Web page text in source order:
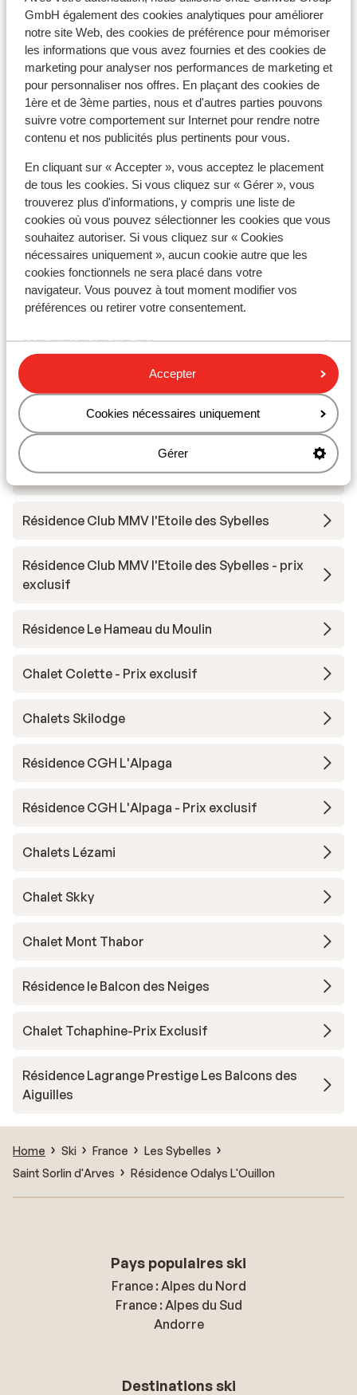
GmbH également des cookies analytiques pour améliorer
notre site Web, des cookies de préférence pour mémoriser
les informations que vous avez fournies et des cookies de
marketing pour analyser nos performances de marketing et
pour personnaliser nos offres. En plaçant des cookies de
1ère et de 3ème parties, nous et d'autres parties pouvons
suivre votre comportement sur Internet pour rendre notre
contenu et nos publicités plus pertinents pour vous.
En cliquant sur « Accepter », vous acceptez le placement
de tous les cookies. Si vous cliquez sur « Gérer », vous
trouverez plus d'informations, y compris une liste de
cookies où vous pouvez sélectionner les cookies que vous
souhaitez autoriser. Si vous cliquez sur « Cookies
nécessaires uniquement », aucun cookie autre que les
cookies fonctionnels ne sera placé dans votre
navigateur. Vous pouvez à tout moment modifier vos
préférences ou retirer votre consentement.
Accepter
Cookies nécessaires uniquement
Gérer
mètres
Distance jusqu'aux remontées mécaniques
environ 150 mètres
Distance aux magasins les plus proches environ 50
mètres
Distance à la supérette la plus proche environ 50
mètres
Distance au restaurant le plus proche environ 50
mètres
Forfait, cours et matériel de ski
Forfait remontées mécaniques
Cours de ski
Matériel de ski
Autres hébergements - Les Sybelles
Chalet la Marmotte
Chalets des Ecrins
Résidence Club MMV l'Etoile des Sybelles
Résidence Club MMV l'Etoile des Sybelles - prix
exclusif
Résidence Le Hameau du Moulin
Chalet Colette - Prix exclusif
Chalets Skilodge
Résidence CGH L'Alpaga
Résidence CGH L'Alpaga - Prix exclusif
Chalets Lézami
Chalet Skky
Chalet Mont Thabor
Résidence le Balcon des Neiges
Chalet Tchaphine-Prix Exclusif
Résidence Lagrange Prestige Les Balcons des
Aiguilles
Home Ski France
Les Sybelles
Saint Sorlin d'Arves
Résidence Odalys L'Ouillon
Pays populaires ski
France : Alpes du Nord
France : Alpes du Sud
Andorre
Destinations ski